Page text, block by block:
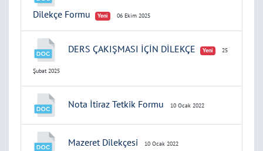
Dilekçe Formu
Yeni 06 Ekim 2025
DERS ÇAKIŞMASI İÇİN DİLEKÇE Yeni 25
Şubat 2025
Nota İtiraz Tetkik Formu 10 Ocak 2022
Mazeret Dilekçesi 10 Ocak 2022